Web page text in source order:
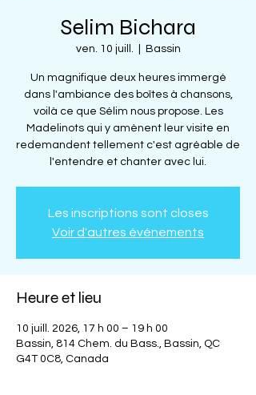
Selim Bichara
ven. 10 juill. Bassin
Un magnifique deux heures immergé
dans l'ambiance des boîtes à chansons,
voilà ce que Sélim nous propose. Les
Madelinots qui y amènent leur visite en
redemandent tellement c'est agréable de
l'entendre et chanter avec lui.
Les inscriptions sont closes
Voir d'autres événements
Heure et lieu
10 juill. 2026, 17 h 00 – 19 h 00
Bassin, 814 Chem. du Bass., Bassin, QC
G4T 0C8, Canada